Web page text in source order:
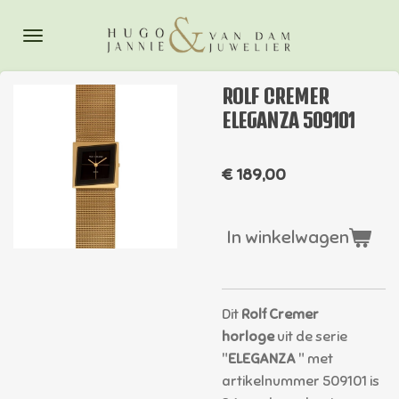
direct
hoofdinhoud
ROLF CREMER
ELEGANZA 509101
€ 189,00
In winkelwagen
Dit Rolf Cremer
horlogeuit de serie
"ELEGANZA " met
artikelnummer 509101 is